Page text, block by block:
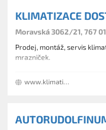
KLIMATIZACE
Moravská 3062/21, 767
Prodej, montáž, servis
mrazniček.
www.klimatizace-dostal.cz